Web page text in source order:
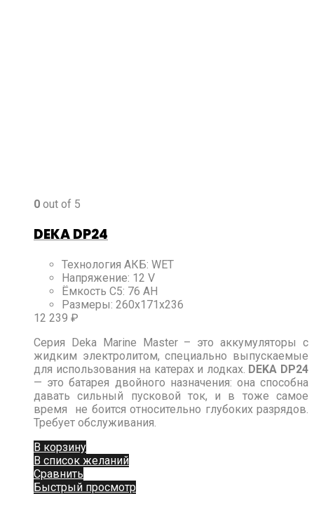
0 out of 5
DEKA DP24
Технология АКБ: WET
Напряжение: 12 V
Ёмкость C5: 76 AH
Размеры: 260x171x236
12 239 ₽
Серия Deka Marine Master – это аккумуляторы с
жидким электролитом, специально выпускаемые
для использования на катерах и лодках. DEKA DP24
— это батарея двойного назначения: она способна
давать сильный пусковой ток, и в тоже самое
время не боится относительно глубоких разрядов.
Требует обслуживания.
В корзину
В список желаний
Сравнить
Быстрый просмотр